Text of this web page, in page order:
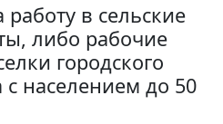
в сельские
либо рабочие
городского
населением до 50